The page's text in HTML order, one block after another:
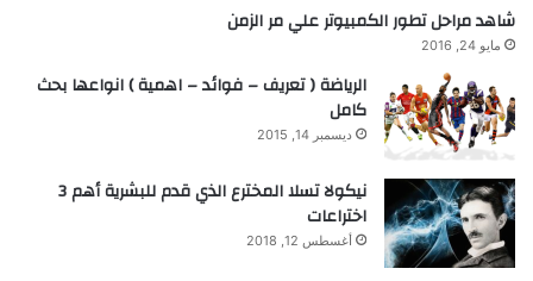
شاهد مراحل تطور الكمبيوتر علي مر الزمن
مايو 24, 2016
الرياضة ( تعريف – فوائد – اهمية ) انواعها بحث
كامل
ديسمبر 14, 2015
نيكولا تسلا المخترع الذي قدم للبشرية أهم 3
اختراعات
أغسطس 12, 2018